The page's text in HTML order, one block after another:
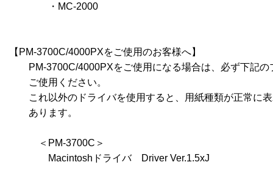
・MC-2000
【PM-3700C/4000PXをご使用のお客様へ】
PM-3700C/4000PXをご使用になる場合は、必ず下記の
ご使用ください。
これ以外のドライバを使用すると、用紙種類が正常に表
あります。
＜PM-3700C＞
Macintoshドライバ　Driver Ver.1.5xJ